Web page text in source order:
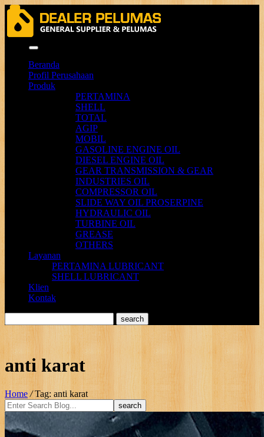
Beranda
Profil Perusahaan
Produk
PERTAMINA
SHELL
TOTAL
AGIP
MOBIL
GASOLINE ENGINE OIL
DIESEL ENGINE OIL
GEAR TRANSMISSION & GEAR
INDUSTRIES OIL
COMPRESSOR OIL
SLIDE WAY OIL PROSERPINE
HYDRAULIC OIL
TURBINE OIL
GREASE
OTHERS
Layanan
PERTAMINA LUBRICANT
SHELL LUBRICANT
Klien
Kontak
anti karat
Home / Tag: anti karat